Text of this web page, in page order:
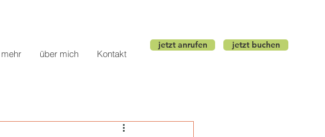
über mich Kontakt
jetzt anrufen jetzt buchen